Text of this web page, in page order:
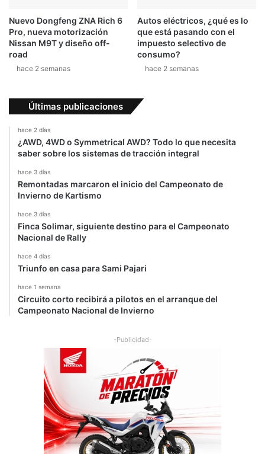
r
:
1
t
e
Nuevo Dongfeng ZNA Rich 6
Pro, nueva motorización
Nissan M9T y diseño off-
road
hace 2 semanas
Autos eléctricos, ¿qué es lo
que está pasando con el
impuesto selectivo de
consumo?
hace 2 semanas
Últimas publicaciones
hace 2 días
¿AWD, 4WD o Symmetrical AWD? Todo lo que necesita
saber sobre los sistemas de tracción integral
hace 3 días
Remontadas marcaron el inicio del Campeonato de
Invierno de Kartismo
hace 3 días
Finca Solimar, siguiente destino para el Campeonato
Nacional de Rally
hace 4 días
Triunfo en casa para Sami Pajari
hace 1 semana
Circuito corto recibirá a pilotos en el arranque del
Campeonato Nacional de Invierno
-Publicidad-